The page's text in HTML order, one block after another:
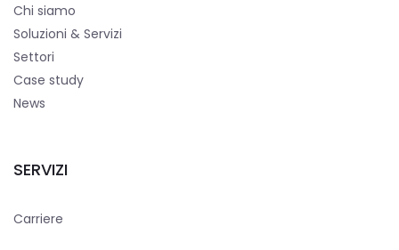
Chi siamo
Soluzioni & Servizi
Settori
Case study
News
SERVIZI
Carriere